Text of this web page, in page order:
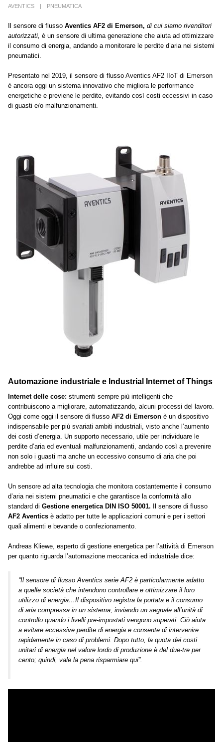
AVENTICS PNEUMATICA
Il sensore di flusso Aventics AF2 di Emerson, di cui siamo rivenditori
autorizzati, è un sensore di ultima generazione che aiuta ad ottimizzare
il consumo di energia, andando a monitorare le perdite d’aria nei sistemi
pneumatici.
Presentato nel 2019, il sensore di flusso Aventics AF2 IIoT di Emerson
è ancora oggi un sistema innovativo che migliora le performance
energetiche e previene le perdite, evitando così costi eccessivi in caso
di guasti e/o malfunzionamenti.
Automazione industriale e Industrial Internet of Things
Internet delle cose: strumenti sempre più intelligenti che
contribuiscono a migliorare, automatizzando, alcuni processi del lavoro.
Oggi come oggi il sensore di flusso AF2 di Emerson è un dispositivo
indispensabile per più svariati ambiti industriali, visto anche l’aumento
dei costi d’energia. Un supporto necessario, utile per individuare le
perdite d’aria ed eventuali malfunzionamenti, andando così a prevenire
non solo i guasti ma anche un eccessivo consumo di aria che poi
andrebbe ad influire sui costi.
Un sensore ad alta tecnologia che monitora costantemente il consumo
d’aria nei sistemi pneumatici e che garantisce la conformità allo
standard di Gestione energetica DIN ISO 50001.
Il sensore di flusso
AF2 Aventics è adatto per tutte le applicazioni comuni e per i settori
quali alimenti e bevande o confezionamento.
Andreas Kliewe, esperto di gestione energetica per l’attività di Emerson
per quanto riguarda l’automazione meccanica ed industriale dice:
“Il sensore di flusso Aventics serie AF2 è particolarmente adatto
a quelle società che intendono controllare e ottimizzare il loro
utilizzo di energia…Il dispositivo registra la portata e il consumo
di aria compressa in un sistema, inviando un segnale all’unità di
controllo quando i livelli pre-impostati vengono superati. Ciò aiuta
a evitare eccessive perdite di energia e consente di intervenire
rapidamente in caso di problemi. Dopo tutto, la quota dei costi
unitari di energia nel valore lordo di produzione è del due-tre per
cento; quindi, vale la pena risparmiare qui”.